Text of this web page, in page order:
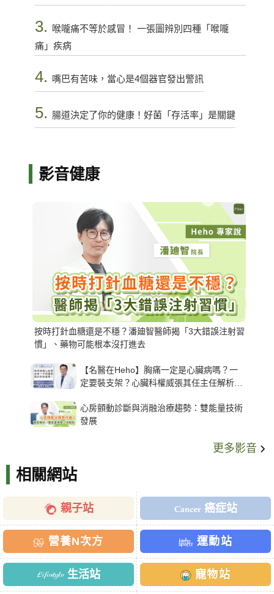
3.
喉嚨痛不等於感冒！ 一張圖辨別四種「喉嚨
痛」疾病
4. 嘴巴有苦味，當心是4個器官發出警訊
5. 腸道決定了你的健康！好菌「存活率」是關鍵
影音健康
按時打針血糖還是不穩？潘廸智醫師揭「3大錯誤注射習
慣」、藥物可能根本沒打進去
【名醫在Heho】胸痛一定是心臟病嗎？一
定要裝支架？心臟科權威張其任主任解析支
心房顫動診斷與消融治療趨勢：雙能量技術
發展
更多影音
相關網站
親子站 癌症站
營養N次方 運動站
生活站 寵物站